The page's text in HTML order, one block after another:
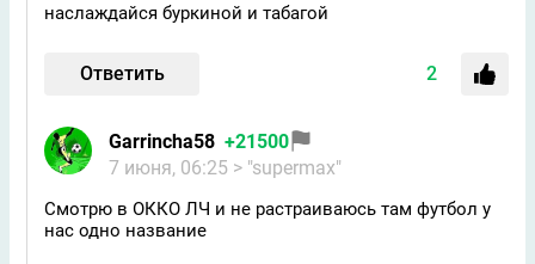
наслаждайся буркиной и табагой
Ответить 2
Garrincha58 +21500
7 июня, 06:25 > "supermax"
Смотрю в ОККО ЛЧ и не растраиваюсь там футбол у
нас одно название